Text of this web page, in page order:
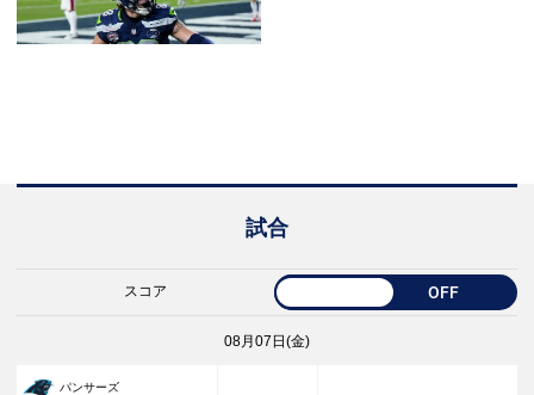
試合
スコア OFF
08月07日(金)
パンサーズ